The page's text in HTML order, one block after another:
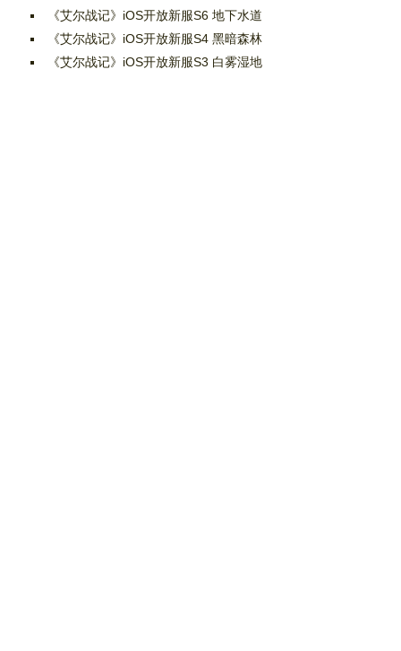
《艾尔战记》iOS开放新服S6 地下水道
《艾尔战记》iOS开放新服S4 黑暗森林
《艾尔战记》iOS开放新服S3 白雾湿地